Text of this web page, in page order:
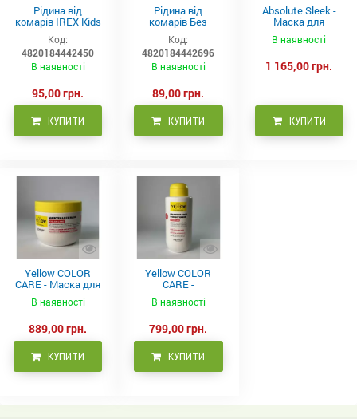
Рідина від
комарів IREX Kids
д/дітей (30 ночей),
20мл
Код:
4820184442450
В наявності
95,00 грн.
КУПИТИ
Рідина від
комарів Без
запаху IREX (30
ночей), 20мл
Код:
4820184442696
В наявності
89,00 грн.
КУПИТИ
Absolute Sleek -
Маска для
неслухняного
волосся 300 мл
В наявності
1 165,00 грн.
КУПИТИ
Yellow COLOR
CARE - Маска для
фарбованого
волосся, 500 мл
В наявності
889,00 грн.
КУПИТИ
Yellow COLOR
CARE -
Кондиціонер для
фарбованого
В наявності
799,00 грн.
КУПИТИ